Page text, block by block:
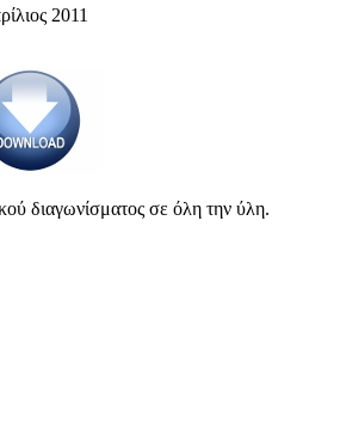
2011
διαγωνίσματος σε όλη την ύλη.